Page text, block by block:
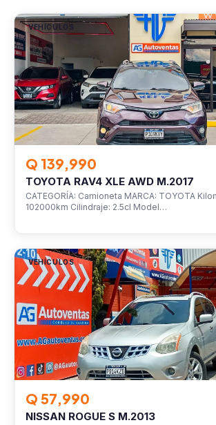
VEHÍCULOS
Q 139,990
TOYOTA RAV4 XLE AWD M.2017
CATEGORÍA: Camioneta MARCA: TOYOTA
102000km Cilindraje: 2.5cl Model…
VEHÍCULOS
Q 57,990
NISSAN ROGUE S M.2013